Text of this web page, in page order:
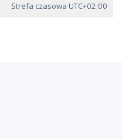
Strefa czasowa UTC+02:00